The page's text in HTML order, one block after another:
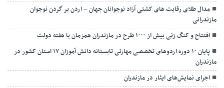
مدال طلای رقابت های کشتی آزاد نوجوانان جهان – اردن بر گردن نوجوان
مازندرانی
افتتاح و کنگ زنی بیش از ۱۰۰۰ طرح در مازندران همزمان با هفته دولت
پایان ۱۰ دوره اردوهای تخصصی مهارتی تابستانه دانش آموزان ۱۷ استان کشور در
مازندران
اجرای نمایش‌های ایثار در مازندران